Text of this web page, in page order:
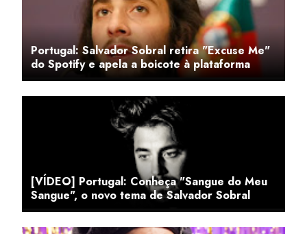
Portugal: Salvador Sobral retira "Excuse Me"
do Spotify e apela a boicote à plataforma
[VÍDEO] Portugal: Conheça "Sangue do Meu
Sangue", o novo tema de Salvador Sobral